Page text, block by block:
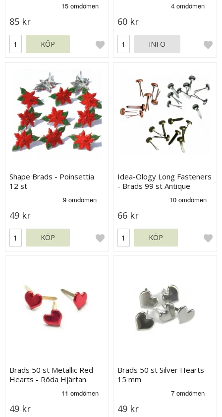
85 kr
KÖP
60 kr
INFO
Shape Brads - Poinsettia
12 st
49 kr
KÖP
Idea-Ology Long Fasteners
- Brads 99 st Antique
Nickel, Brass & Copper
66 kr
KÖP
Brads 50 st Metallic Red
Hearts - Röda Hjärtan
49 kr
Brads 50 st Silver Hearts -
15 mm
49 kr